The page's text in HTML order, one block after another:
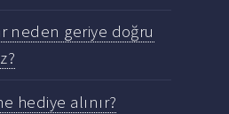
neden geriye doğru
hediye alınır?